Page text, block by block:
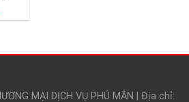
MẠI DỊCH VỤ PHÚ MẪN | Địa chỉ: